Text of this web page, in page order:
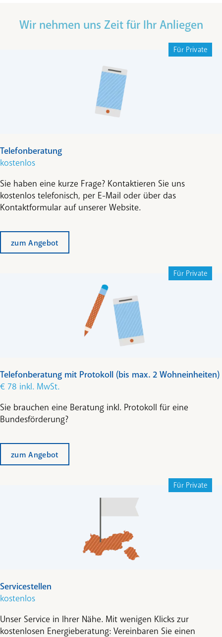
Wir nehmen uns Zeit für Ihr Anliegen
Für Private
Telefonberatung
kostenlos
Sie haben eine kurze Frage? Kontaktieren Sie uns
kostenlos telefonisch, per E-Mail oder über das
Kontaktformular auf unserer Website.
zum Angebot
Für Private
Telefonberatung mit Protokoll (bis max. 2 Wohneinheiten)
€ 78 inkl. MwSt.
Sie brauchen eine Beratung inkl. Protokoll für eine
Bundesförderung?
zum Angebot
Für Private
Servicestellen
kostenlos
Unser Service in Ihrer Nähe. Mit wenigen Klicks zur
kostenlosen Energieberatung: Vereinbaren Sie einen